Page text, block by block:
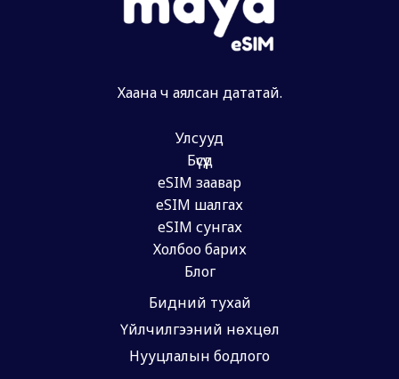
Хаана ч аялсан дататай.
Улсууд
Бүсүүд
eSIM заавар
eSIM шалгах
eSIM сунгах
Холбоо барих
Блог
Бидний тухай
Үйлчилгээний нөхцөл
Нууцлалын бодлого